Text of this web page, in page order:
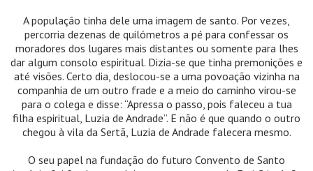
A população tinha dele uma imagem de santo. Por vezes,
percorria dezenas de quilómetros a pé para confessar os
moradores dos lugares mais distantes ou somente para lhes
dar algum consolo espiritual. Dizia-se que tinha premonições e
até visões. Certo dia, deslocou-se a uma povoação vizinha na
companhia de um outro frade e a meio do caminho virou-se
para o colega e disse: “Apressa o passo, pois faleceu a tua
filha espiritual, Luzia de Andrade”. E não é que quando o outro
chegou à vila da Sertã, Luzia de Andrade falecera mesmo.
O seu papel na fundação do futuro Convento de Santo